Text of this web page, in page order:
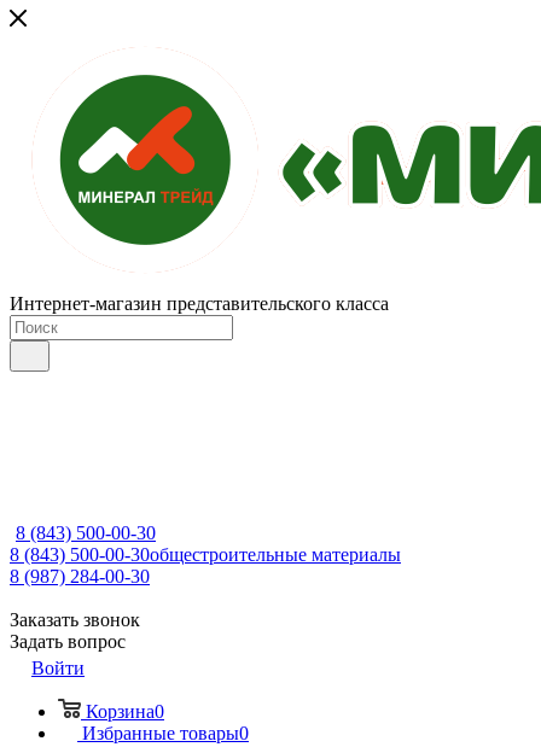
Интернет-магазин представительского класса
8 (843) 500-00-30
8 (843) 500-00-30общестроительные материалы
8 (987) 284-00-30
Заказать звонок
Задать вопрос
Войти
Корзина0
Избранные товары0